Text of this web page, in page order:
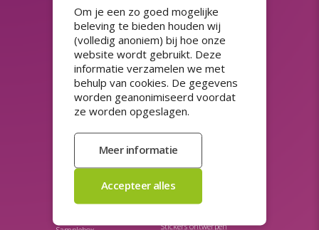
Adresstickers
HACCP stickers
Herbruikbare stickers
Horeca stickers
Koopzegels
Kortingsstickers
Magneetsticker auto
Naamstickers drukken
Promotie stickers
Promotionele stickers
Prijsstickers
QR-code stickers
Raamfolie
Spaarzegels
Stickerpapier
Stickers 50 jaar
Stickers met sterke lijm
Streepjescode stickers
Veiligheidsstickers
Stickers ontwerpen
Om je een zo goed mogelijke
beleving te bieden houden wij
(volledig anoniem) bij hoe onze
website wordt gebruikt. Deze
informatie verzamelen we met
behulp van cookies. De gegevens
worden geanonimiseerd voordat
ze worden opgeslagen.